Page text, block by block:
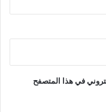
في هذا المتصفح